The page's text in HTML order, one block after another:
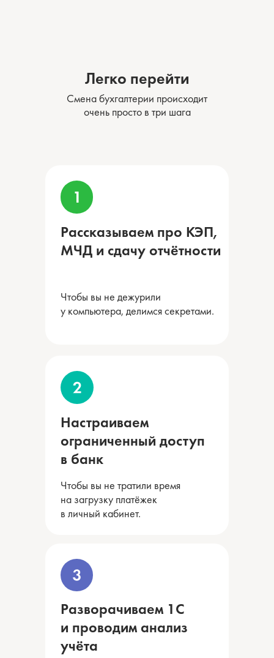
Легко перейти
Смена бухгалтерии происходит
очень просто в три шага
Настраиваем
ограниченный доступ
в банк
Чтобы вы не тратили время
на загрузку платёжек
в личный кабинет.
Разворачиваем 1С
и проводим анализ
учёта
Рассказываем про КЭП,
МЧД и сдачу отчётности
Чтобы вы не дежурили
у компьютера, делимся секретами.